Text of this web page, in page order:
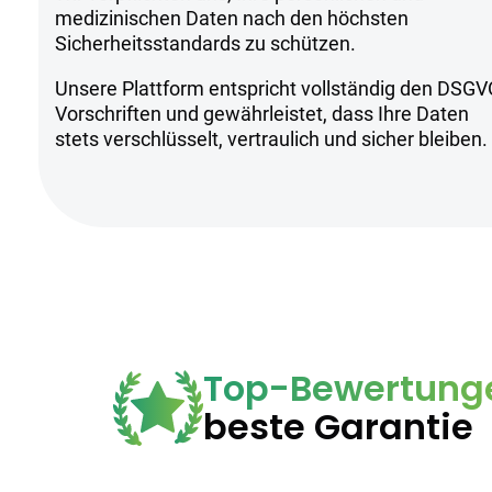
Kühl und trocken lagern
Nur für erfahrene Anwender geeignet
Anwendung unter ärztlicher
medizinischen Daten nach den höchsten
Sicherheitsstandards zu schützen.
Unsere Plattform entspricht vollständig den
Vorschriften und gewährleistet, dass Ihre Daten
stets verschlüsselt, vertraulich und sicher bleiben.
Top-
beste Garantie